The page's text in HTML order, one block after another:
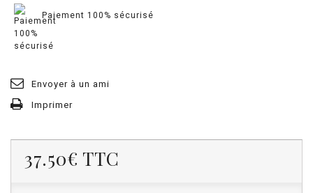
Paiement 100% sécurisé
Envoyer à un ami
Imprimer
37.50€ TTC